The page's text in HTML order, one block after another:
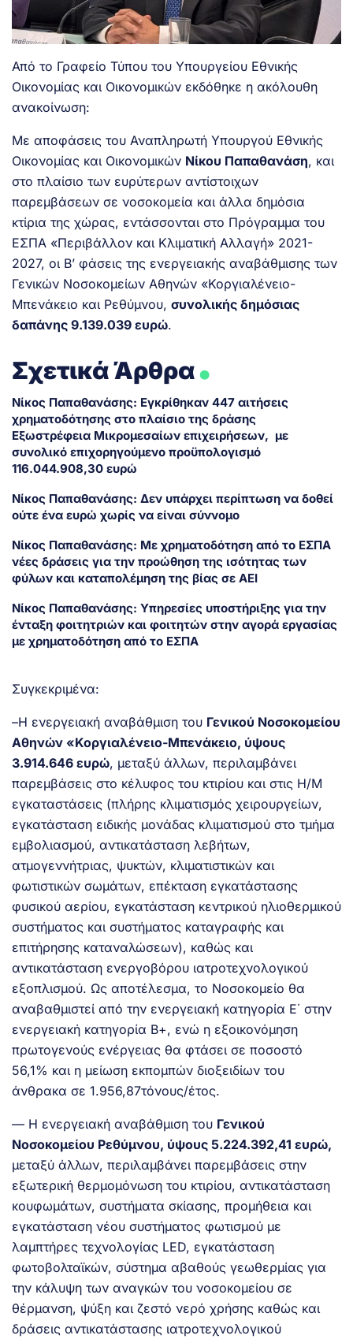
Από το Γραφείο Τύπου του Υπουργείου Εθνικής
Οικονομίας και Οικονομικών εκδόθηκε η ακόλουθη
ανακοίνωση:
Με αποφάσεις του Αναπληρωτή Υπουργού Εθνικής
Οικονομίας και Οικονομικών Νίκου Παπαθανάση, και
στο πλαίσιο των ευρύτερων αντίστοιχων
παρεμβάσεων σε νοσοκομεία και άλλα δημόσια
κτίρια της χώρας, εντάσσονται στο Πρόγραμμα του
ΕΣΠΑ «Περιβάλλον και Κλιματική Αλλαγή» 2021-
2027, οι Β’ φάσεις της ενεργειακής αναβάθμισης των
Γενικών Νοσοκομείων Αθηνών «Κοργιαλένειο-
Μπενάκειο και Ρεθύμνου, συνολικής δημόσιας
δαπάνης 9.139.039 ευρώ.
Σχετικά Άρθρα.
Νίκος Παπαθανάσης: Εγκρίθηκαν 447 αιτήσεις
χρηματοδότησης στο πλαίσιο της δράσης
Εξωστρέφεια Μικρομεσαίων επιχειρήσεων, με
συνολικό επιχορηγούμενο προϋπολογισμό
116.044.908,30 ευρώ
Νίκος Παπαθανάσης: Δεν υπάρχει περίπτωση να δοθεί
ούτε ένα ευρώ χωρίς να είναι σύννομο
Νίκος Παπαθανάσης: Με χρηματοδότηση από το ΕΣΠΑ
νέες δράσεις για την προώθηση της ισότητας των
φύλων και καταπολέμηση της βίας σε ΑΕΙ
Νίκος Παπαθανάσης: Υπηρεσίες υποστήριξης για την
ένταξη φοιτητριών και φοιτητών στην αγορά εργασίας
με χρηματοδότηση από το ΕΣΠΑ
Συγκεκριμένα:
–Η ενεργειακή αναβάθμιση του Γενικού Νοσοκομείου
Αθηνών «Κοργιαλένειο-Μπενάκειο, ύψους
3.914.646 ευρώ, μεταξύ άλλων, περιλαμβάνει
παρεμβάσεις στο κέλυφος του κτιρίου και στις Η/Μ
εγκαταστάσεις (πλήρης κλιματισμός χειρουργείων,
εγκατάσταση ειδικής μονάδας κλιματισμού στο τμήμα
εμβολιασμού, αντικατάσταση λεβήτων,
ατμογεννήτριας, ψυκτών, κλιματιστικών και
φωτιστικών σωμάτων, επέκταση εγκατάστασης
φυσικού αερίου, εγκατάσταση κεντρικού ηλιοθερμικού
συστήματος και συστήματος καταγραφής και
επιτήρησης καταναλώσεων), καθώς και
αντικατάσταση ενεργοβόρου ιατροτεχνολογικού
εξοπλισμού. Ως αποτέλεσμα, το Νοσοκομείο θα
αναβαθμιστεί από την ενεργειακή κατηγορία E΄ στην
ενεργειακή κατηγορία Β+, ενώ η εξοικονόμηση
πρωτογενούς ενέργειας θα φτάσει σε ποσοστό
56,1% και η μείωση εκπομπών διοξειδίων του
άνθρακα σε 1.956,87τόνους/έτος.
— Η ενεργειακή αναβάθμιση του Γενικού
Νοσοκομείου Ρεθύμνου, ύψους 5.224.392,41 ευρώ,
μεταξύ άλλων, περιλαμβάνει παρεμβάσεις στην
εξωτερική θερμομόνωση του κτιρίου, αντικατάσταση
κουφωμάτων, συστήματα σκίασης, προμήθεια και
εγκατάσταση νέου συστήματος φωτισμού με
λαμπτήρες τεχνολογίας LED, εγκατάσταση
φωτοβολταϊκών, σύστημα αβαθούς γεωθερμίας για
την κάλυψη των αναγκών του νοσοκομείου σε
θέρμανση, ψύξη και ζεστό νερό χρήσης καθώς και
δράσεις αντικατάστασης ιατροτεχνολογικού